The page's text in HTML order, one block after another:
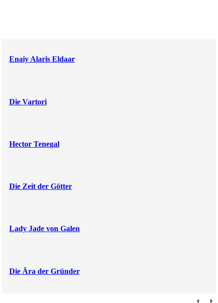
Enaiy Alaris Eldaar
Die Vartori
Hector Tenegal
Die Zeit der Götter
Lady Jade von Galen
Die Ära der Gründer